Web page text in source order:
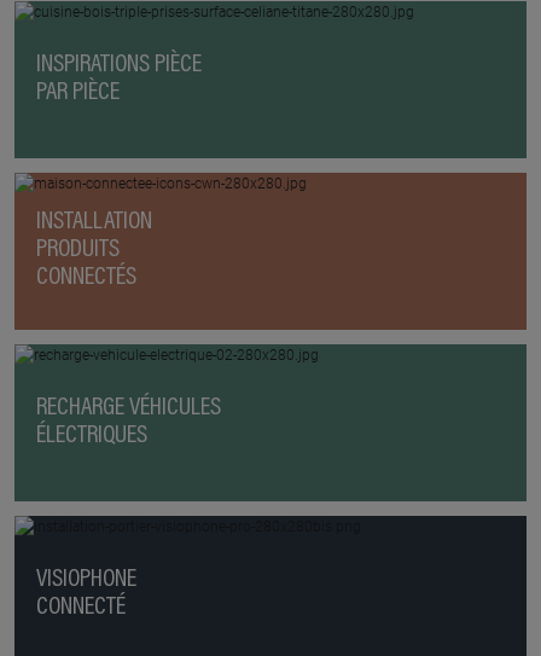
INSPIRATIONS PIÈCE
PAR PIÈCE
INSTALLATION
PRODUITS
CONNECTÉS
RECHARGE VÉHICULES
ÉLECTRIQUES
VISIOPHONE
CONNECTÉ